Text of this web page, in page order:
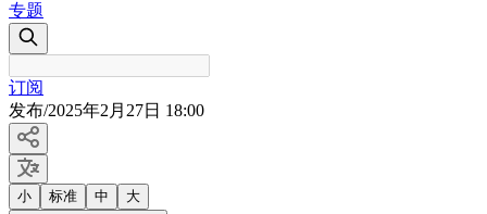
专题
订阅
发布/2025年2月27日 18:00
小 标准 中 大